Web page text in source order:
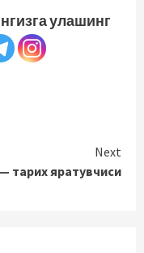
улашинг
Next
тарих яратувчиси